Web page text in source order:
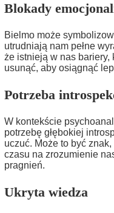
Blokady
Bielmo może
utrudniają nam pełne
że istnieją w nas
usunąć, aby osiągnąć
Potrzeba
W kontekście
potrzebę głębokiej
uczuć. Może to być
czasu na zrozumienie
pragnień.
Ukryta wiedza